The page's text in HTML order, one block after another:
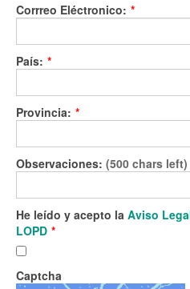
Corrreo Eléctronico: *
País: *
Provincia: *
Observaciones: (500 chars left)
He leído y acepto la Aviso
LOPD *
Captcha